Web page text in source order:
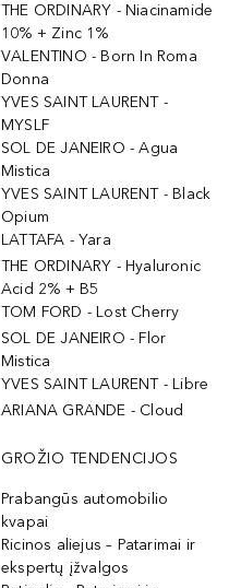
THE ORDINARY - Niacinamide
10% + Zinc 1%
VALENTINO - Born In Roma
Donna
YVES SAINT LAURENT -
MYSLF
SOL DE JANEIRO - Agua
Mistica
YVES SAINT LAURENT - Black
Opium
LATTAFA - Yara
THE ORDINARY - Hyaluronic
Acid 2% + B5
TOM FORD - Lost Cherry
SOL DE JANEIRO - Flor
Mistica
YVES SAINT LAURENT - Libre
ARIANA GRANDE - Cloud
GROŽIO TENDENCIJOS
Prabangūs automobilio
kvapai
Ricinos aliejus – Patarimai ir
ekspertų įžvalgos